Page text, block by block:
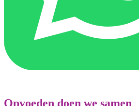
Opvoeden doen we samen